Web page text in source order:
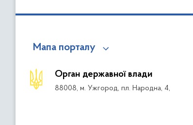
Мапа порталу
Орган державної влади
88008, м. Ужгород, пл. Народна, 4,